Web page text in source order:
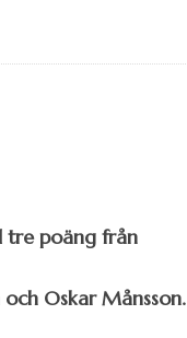
tre poäng från
Oskar Månsson.